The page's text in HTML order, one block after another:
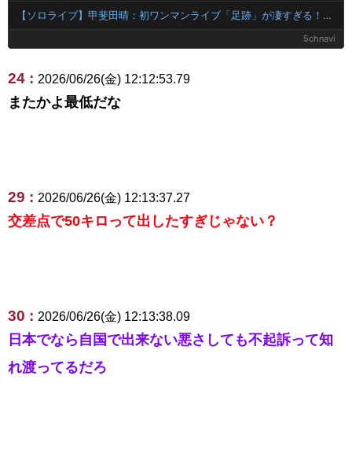
【ソロライブ】甲斐田晴：初ワンマンライブ「足跡」が凄すぎる！千客万来の熱狂
5chnavi
24 : 2026/06/26(金) 12:12:53.79
またかよ最低だな
29 : 2026/06/26(金) 12:13:37.27
交差点で50キロって出したすぎじゃない？
30 : 2026/06/26(金) 12:13:38.09
日本でなら自国で出来ない悪さしても不起訴って知
れ渡ってるだろ